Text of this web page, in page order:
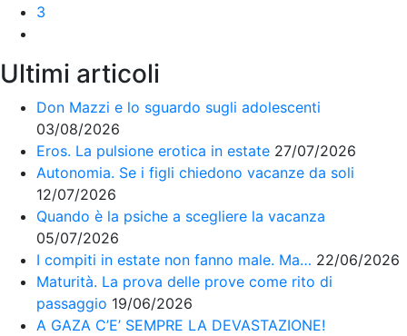
3
Ultimi articoli
Don Mazzi e lo sguardo sugli adolescenti
03/08/2026
Eros. La pulsione erotica in estate 27/07/2026
Autonomia. Se i figli chiedono vacanze da soli
12/07/2026
Quando è la psiche a scegliere la vacanza
05/07/2026
I compiti in estate non fanno male. Ma… 22/06/2026
Maturità. La prova delle prove come rito di
passaggio 19/06/2026
A GAZA C’E’ SEMPRE LA DEVASTAZIONE!